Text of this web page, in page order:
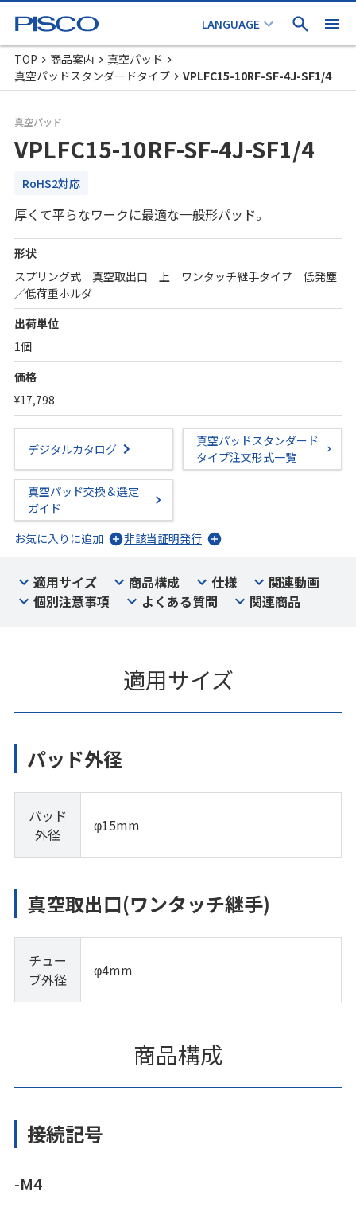
TOP 商品案内
真空パッド
真空パッドスタンダードタイプ
VPLFC15-10RF-SF-4J-SF1/4
真空パッド
VPLFC15-10RF-SF-4J-SF1/4
RoHS2対応
厚くて平らなワークに最適な一般形パッド。
形状
スプリング式 真空取出口 上 ワンタッチ継手タイプ 低発塵
／低荷重ホルダ
出荷単位
1個
価格
¥17,798
デジタルカタログ
真空パッドスタンダード
タイプ注文形式一覧
真空パッド交換＆選定
ガイド
お気に入りに追加
非該当証明発行
適用サイズ 商品構成 仕様
関連動画
個別注意事項
よくある質問 関連商品
適用サイズ
パッド外径
パッド
外径
φ15mm
真空取出口(ワンタッチ継手)
チュー
ブ外径
φ4mm
商品構成
接続記号
-M4